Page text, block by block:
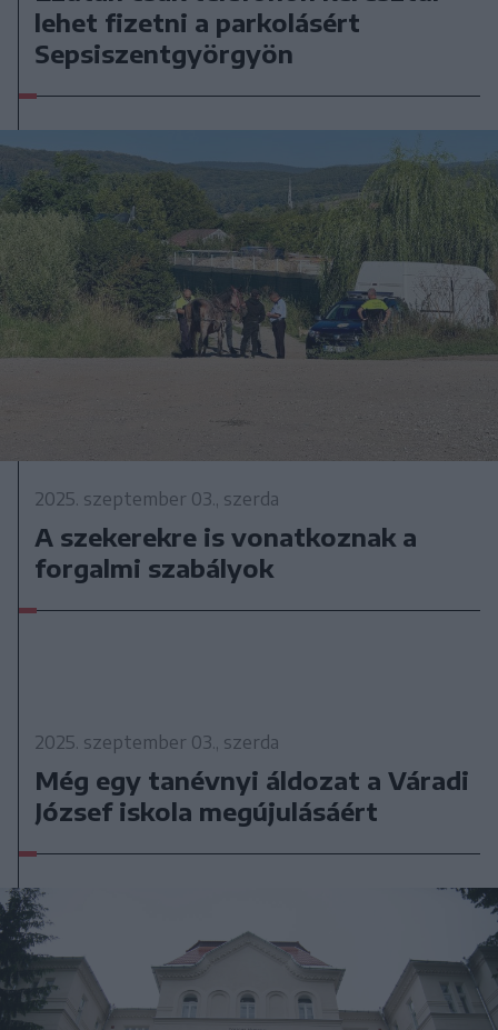
lehet fizetni a parkolásért
Sepsiszentgyörgyön
2025. szeptember 03., szerda
A szekerekre is vonatkoznak a
forgalmi szabályok
2025. szeptember 03., szerda
Még egy tanévnyi áldozat a Váradi
József iskola megújulásáért